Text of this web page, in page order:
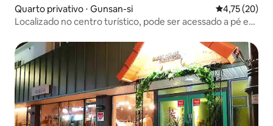
Quarto privativo ⋅ Gunsan-si 4,75 de uma
4,75 (20)
Localizado no centro turístico, pode ser acessado a pé e